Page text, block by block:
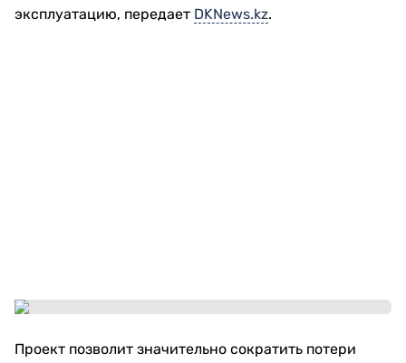
эксплуатацию, передает DKNews.kz.
Проект позволит значительно сократить потери